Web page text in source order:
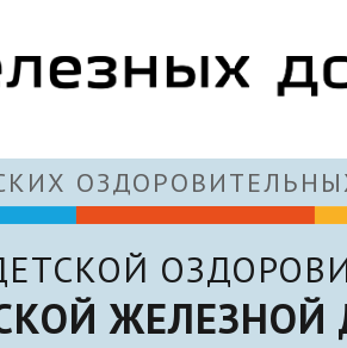
ЖЕЛЕЗНОЙ